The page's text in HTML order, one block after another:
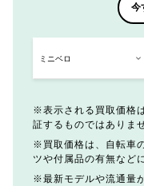
今
表示される買取価格
証するものではありま
買取価格は、自転車
ツや付属品の有無など
最新モデルや流通量